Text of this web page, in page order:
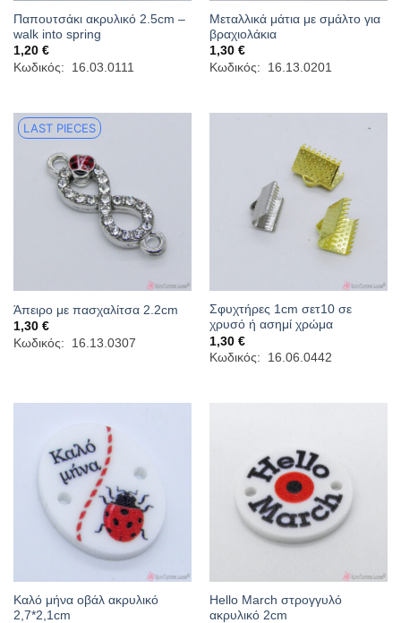
Παπουτσάκι ακρυλικό 2.5cm –
walk into spring
1,20 €
Κωδικός: 16.03.0111
Μεταλλικά μάτια με σμάλτο για
βραχιολάκια
1,30 €
Κωδικός: 16.13.0201
LAST PIECES
Άπειρο με πασχαλίτσα 2.2cm
1,30 €
Κωδικός: 16.13.0307
Σφυχτήρες 1cm σετ10 σε
χρυσό ή ασημί χρώμα
1,30 €
Κωδικός: 16.06.0442
Καλό μήνα οβάλ ακρυλικό
2,7*2,1cm
Hello March στρογγυλό
ακρυλικό 2cm